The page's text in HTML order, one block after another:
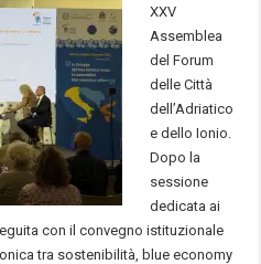
XXV
Assemblea
del Forum
delle Città
dell’Adriatico
e dello Ionio.
Dopo la
sessione
dedicata ai
con il convegno istituzionale
tra sostenibilità, blue economy